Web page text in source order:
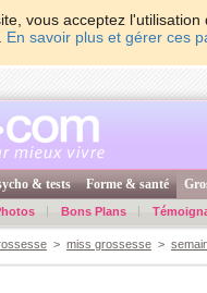
vous acceptez
En savoir plus et gérer ces
& tests Forme & santé
Bons Plans
> miss grossesse >